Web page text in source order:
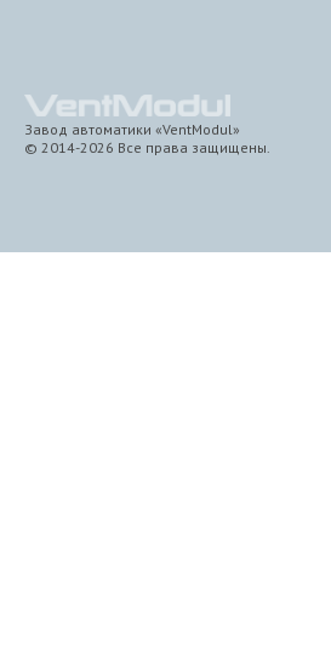
Завод автоматики «VentModul»
© 2014-2026 Все права защищены.